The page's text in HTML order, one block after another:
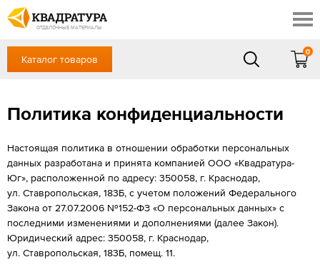
ОТДЕЛОЧНЫЕ МАТЕРИАЛЫ
Скидки
Акции
Готовые решения
Доставка и оплата
Отзывы
+7 (861) 212-10-58
ЗАКАЗАТЬ ЗВОНОК
Вход / Регистрация
Каталог товаров
0
Политика конфиденциальности
Настоящая политика в отношении обработки персональных
данных разработана и принята компанией ООО «Квадратура-
Юг», расположенной по адресу: 350058, г. Краснодар,
ул. Ставропольская, 183Б, с учетом положений Федерального
Закона от 27.07.2006 №152-ФЗ «О персональных данных» с
последними изменениями и дополнениями (далее Закон).
Юридический адрес: 350058, г. Краснодар,
ул. Ставропольская, 183Б, помещ. 11.